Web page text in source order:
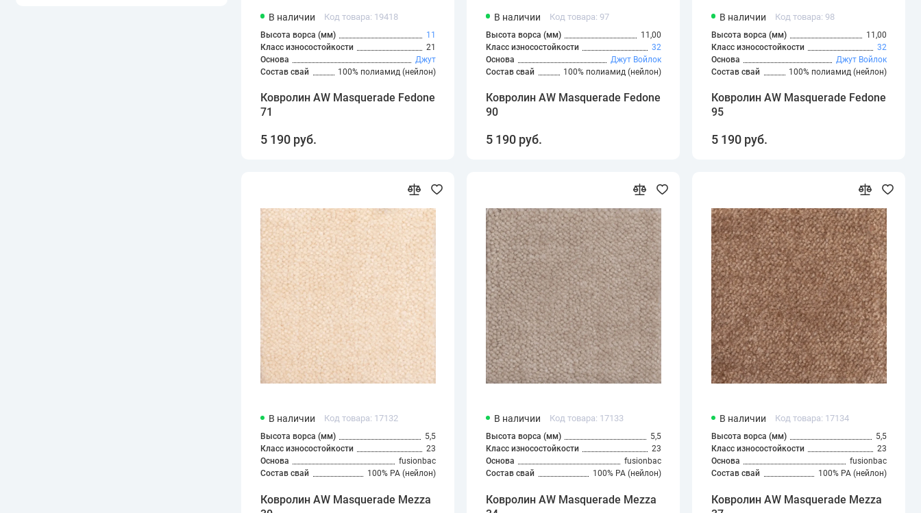
В наличии Код товара: 19418
Высота ворса (мм)
11
Класс износостойкости
21
Основа
Джут
Состав свай
100% полиамид (нейлон)
Ковролин AW Masquerade Fedone
71
5 190 руб.
В наличии Код товара: 97
Высота ворса (мм)
11,00
Класс износостойкости
32
Основа
Джут Войлок
Состав свай
100% полиамид (нейлон)
Ковролин AW Masquerade Fedone
90
5 190 руб.
В наличии Код товара: 98
Высота ворса (мм)
11,00
Класс износостойкости
32
Основа
Джут Войлок
Состав свай
100% полиамид (нейлон)
Ковролин AW Masquerade Fedone
95
5 190 руб.
В наличии Код товара: 17132
Высота ворса (мм)
5,5
Класс износостойкости
23
Основа
fusionbac
Состав свай
100% PA (нейлон)
Ковролин AW Masquerade Mezza
В наличии Код товара: 17133
Высота ворса (мм)
5,5
Класс износостойкости
23
Основа
fusionbac
Состав свай
100% PA (нейлон)
Ковролин AW Masquerade Mezza
В наличии Код товара: 17134
Высота ворса (мм)
5,5
Класс износостойкости
23
Основа
fusionbac
Состав свай
100% PA (нейлон)
Ковролин AW Masquerade Mezza